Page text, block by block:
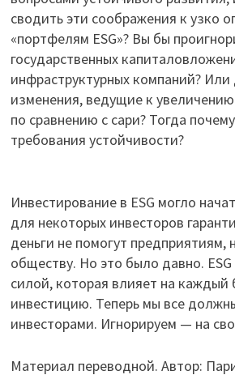
сводить эти соображения к узко
«портфелям ESG»? Вы бы
государственных
инфраструктурных компаний?
изменения, ведущие к
по сравнению с сари? Тогда
требования устойчивости?
Инвестирование в ESG могло
для некоторых инвесторов
деньги не помогут
обществу. Но это было давно. ESG
силой, которая влияет на
инвестицию. Теперь мы все
инвесторами. Игнорируем — на
Материал переводной. Автор: